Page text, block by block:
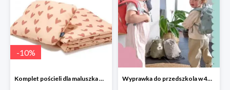
-10%
Komplet pościeli dla maluszka marki La Millou Wyprawka do przedszkola w 4KidsPoint do -25%